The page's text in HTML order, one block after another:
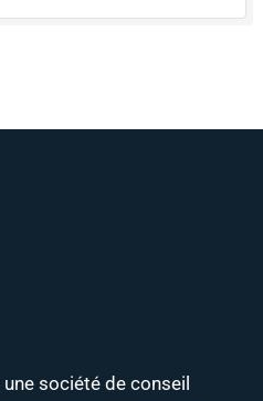
société de conseil